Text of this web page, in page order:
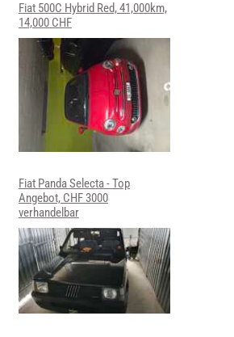
Fiat 500C Hybrid Red, 41,000km,
14,000 CHF
Fiat Panda Selecta - Top
Angebot, CHF 3000
verhandelbar